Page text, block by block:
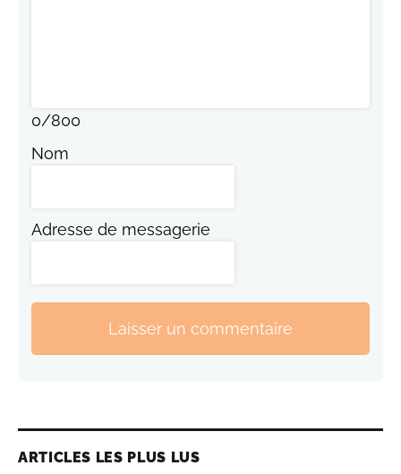
0/800
Nom
Adresse de messagerie
Laisser un commentaire
ARTICLES LES PLUS LUS